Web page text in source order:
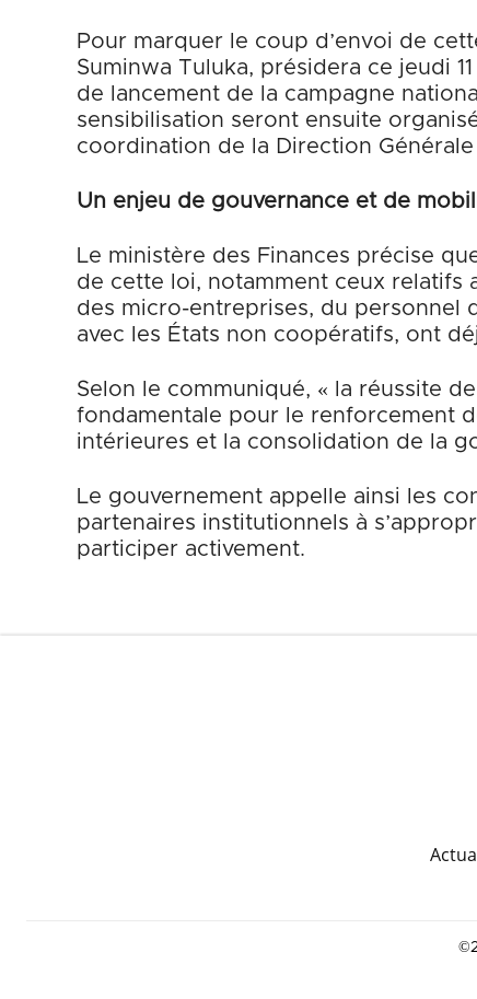
Pour marquer le coup d’envoi de
Suminwa Tuluka, présidera ce jeudi
de lancement de la campagne
sensibilisation seront ensuite
coordination de la Direction Générale
Un enjeu de gouvernance et de
Le ministère des Finances précise
de cette loi, notamment ceux relatifs
des micro-entreprises, du personnel
avec les États non coopératifs, ont
Selon le communiqué, « la réussite
fondamentale pour le renforcement
intérieures et la consolidation de la
Le gouvernement appelle ainsi les
partenaires institutionnels à
participer activement.